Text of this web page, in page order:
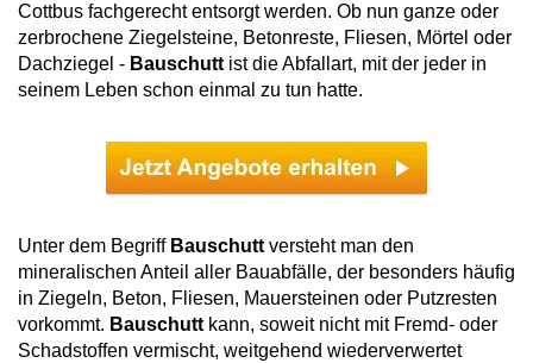
Cottbus fachgerecht entsorgt werden. Ob nun ganze oder
zerbrochene Ziegelsteine, Betonreste, Fliesen, Mörtel oder
Dachziegel - Bauschutt ist die Abfallart, mit der jeder in
seinem Leben schon einmal zu tun hatte.
Unter dem Begriff Bauschutt versteht man den
mineralischen Anteil aller Bauabfälle, der besonders häufig
in Ziegeln, Beton, Fliesen, Mauersteinen oder Putzresten
vorkommt. Bauschutt kann, soweit nicht mit Fremd- oder
Schadstoffen vermischt, weitgehend wiederverwertet